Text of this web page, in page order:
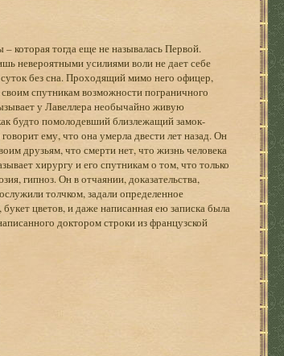
которая тогда еще не называлась Первой.
невероятными усилиями воли не дает себе
суток без сна. Проходящий мимо него офицер,
спутникам возможности пограничного
у Лавеллера необычайно живую
будто помолодевший близлежащий замок-
ему, что она умерла двести лет назад. Он
друзьям, что смерти нет, что жизнь человека
хирургу и его спутникам о том, что только
гипноз. Он в отчаянии, доказательства,
толчком, задали определенное
цветов, и даже написанная ею записка была
доктором строки из французской